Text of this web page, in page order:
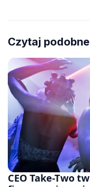
Czytaj podobne
CEO Take-Two